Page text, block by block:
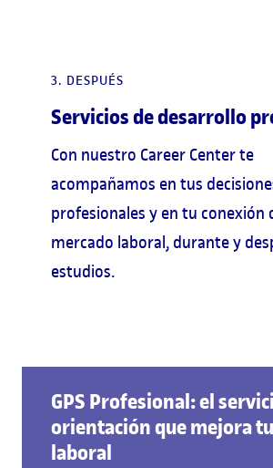
3. DESPUÉS
Servicios de desarrollo
Con nuestro Career Center te
acompañamos en tus
profesionales y en tu conexión
mercado laboral, durante y
estudios.
GPS Profesional: el
orientación que mejora
laboral